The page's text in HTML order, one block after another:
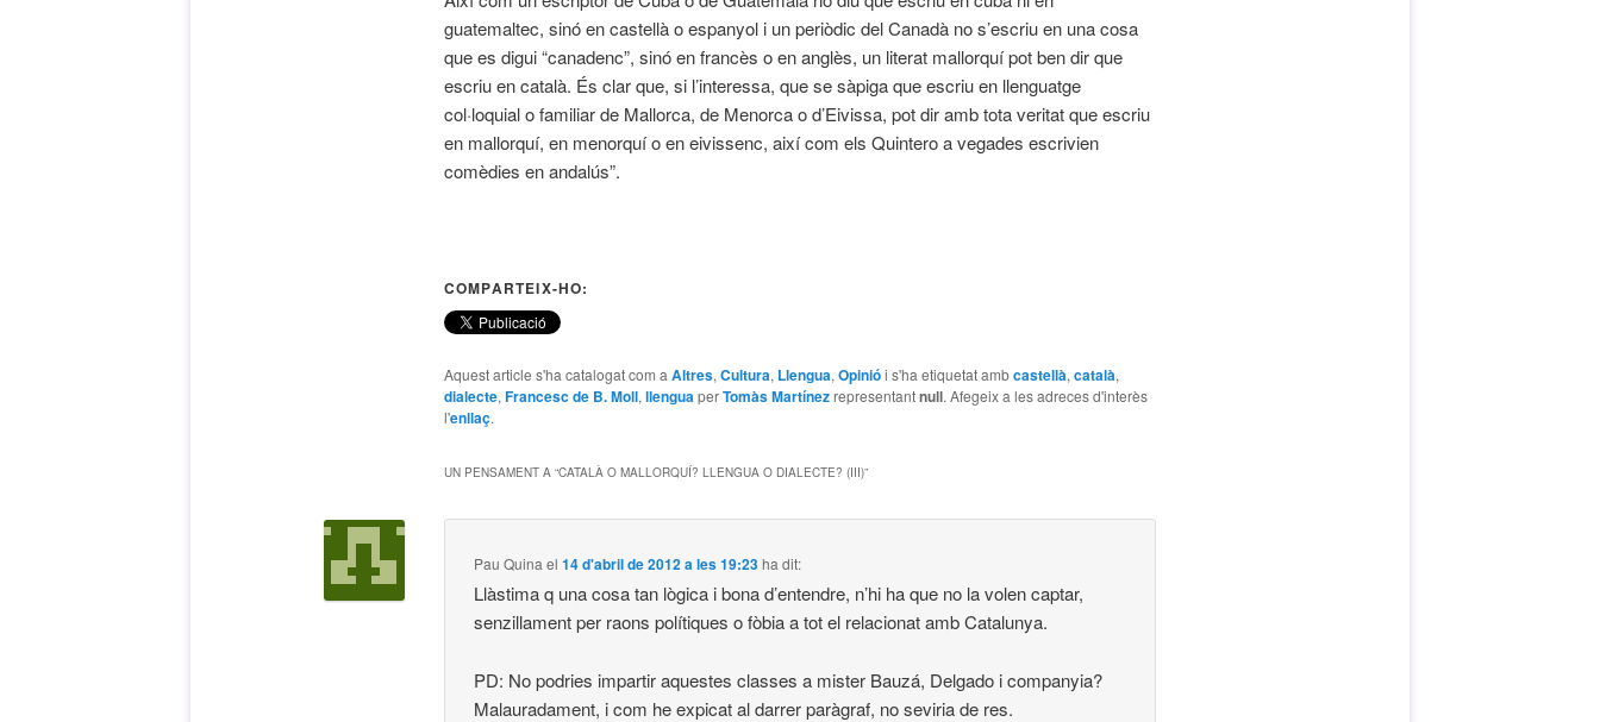
guatemaltec, sinó en castellà o espanyol i un periòdic del Canadà no s’escriu en una cosa
que es digui “canadenc”, sinó en francès o en anglès, un literat mallorquí pot ben dir que
escriu en català. És clar que, si l’interessa, que se sàpiga que escriu en llenguatge
col·loquial o familiar de Mallorca, de Menorca o d’Eivissa, pot dir amb tota veritat que escriu
en mallorquí, en menorquí o en eivissenc, així com els Quintero a vegades escrivien
comèdies en andalús”.
COMPARTEIX-HO:
Aquest article s'ha catalogat com a Altres, Cultura, Llengua, Opiniói s'ha etiquetat ambcastellà, català,
dialecte, Francesc de B. Moll, llengua perTomàs Martínezrepresentantnull. Afegeix a les adreces d'interès
l'enllaç.
UN PENSAMENT A “CATALÀ O MALLORQUÍ? LLENGUA O DIALECTE? (III)”
Pau Quina el14 d'abril de 2012 a les 19:23ha dit:
Llàstima q una cosa tan lògica i bona d’entendre, n’hi ha que no la volen captar,
senzillament per raons polítiques o fòbia a tot el relacionat amb Catalunya.
PD: No podries impartir aquestes classes a mister Bauzá, Delgado i companyia?
Malauradament, i com he expicat al darrer paràgraf, no seviria de res.